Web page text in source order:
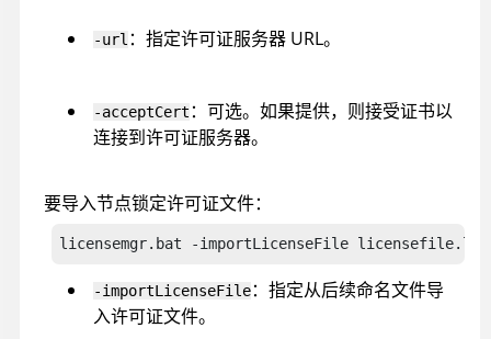
-url ：指定许可证服务器 URL。
-acceptCert ：可选。如果提供，则接受证书以
连接到许可证服务器。
要导入节点锁定许可证文件：
licensemgr.bat -importLicenseFile
-importLicenseFile：指定从后续命名文件导
入许可证文件。